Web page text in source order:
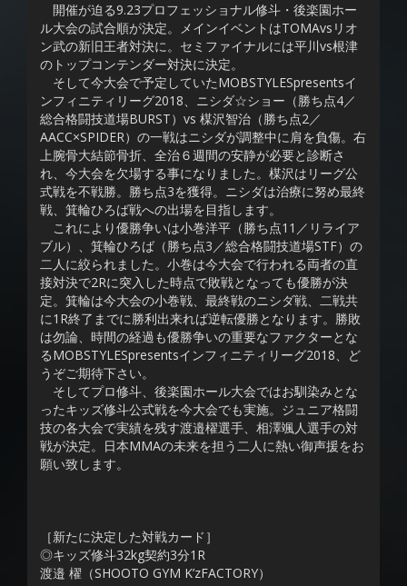
開催が迫る9.23プロフェッショナル修斗・後楽園ホー
ル大会の試合順が決定。メインイベントはTOMAvsリオ
ン武の新旧王者対決に。セミファイナルには平川vs根津
のトップコンテンダー対決に決定。
そして今大会で予定していたMOBSTYLESpresentsイ
ンフィニティリーグ2018、ニシダ☆ショー（勝ち点4／
総合格闘技道場BURST）vs 楳沢智治（勝ち点2／
AACC×SPIDER）の一戦はニシダが調整中に肩を負傷。右
上腕骨大結節骨折、全治６週間の安静が必要と診断さ
れ、今大会を欠場する事になりました。楳沢はリーグ公
式戦を不戦勝。勝ち点3を獲得。ニシダは治療に努め最終
戦、箕輪ひろば戦への出場を目指します。
これにより優勝争いは小巻洋平（勝ち点11／リライア
ブル）、箕輪ひろば（勝ち点3／総合格闘技道場STF）の
二人に絞られました。小巻は今大会で行われる両者の直
接対決で2Rに突入した時点で敗戦となっても優勝が決
定。箕輪は今大会の小巻戦、最終戦のニシダ戦、二戦共
に1R終了までに勝利出来れば逆転優勝となります。勝敗
は勿論、時間の経過も優勝争いの重要なファクターとな
るMOBSTYLESpresentsインフィニティリーグ2018、ど
うぞご期待下さい。
そしてプロ修斗、後楽園ホール大会ではお馴染みとな
ったキッズ修斗公式戦を今大会でも実施。ジュニア格闘
技の各大会で実績を残す渡邉櫂選手、相澤颯人選手の対
戦が決定。日本MMAの未来を担う二人に熱い御声援をお
願い致します。
［新たに決定した対戦カード］
◎キッズ修斗32kg契約3分1R
渡邉 櫂（SHOOTO GYM K’zFACTORY）